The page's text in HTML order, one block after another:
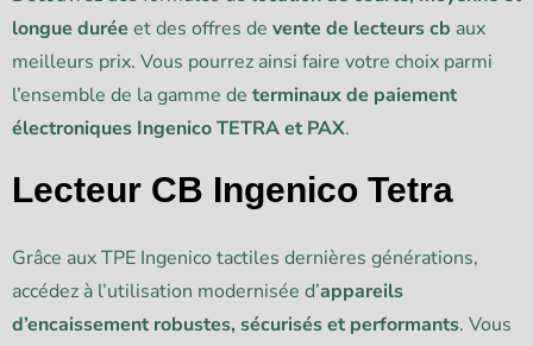
longue durée et des offres de vente de lecteurs cb aux
meilleurs prix. Vous pourrez ainsi faire votre choix parmi
l’ensemble de la gamme de terminaux de paiement
électroniques Ingenico TETRA et PAX.
Lecteur CB Ingenico Tetra
Grâce aux TPE Ingenico tactiles dernières générations,
accédez à l’utilisation modernisée d’appareils
d’encaissement robustes, sécurisés et performants. Vous